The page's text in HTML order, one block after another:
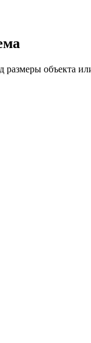
объекта